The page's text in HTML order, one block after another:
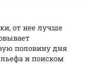
от нее лучше
половину дня
и поиском